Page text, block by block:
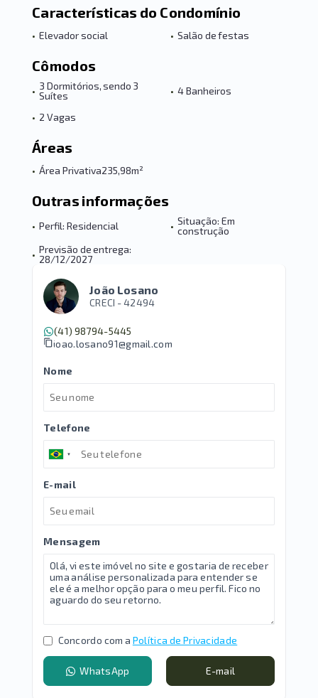
Características do Condomínio
• Elevador social • Salão de festas
Cômodos
• 3 Dormitórios, sendo 3
Suítes
• 4 Banheiros
• 2 Vagas
Áreas
• Área Privativa235,98m²
Outras informações
• Perfil: Residencial • Situação: Em
construção
• Previsão de entrega:
28/12/2027
João Losano
CRECI -42494
(41) 98794-5445
joao.losano91@gmail.com
Nome
Telefone
E-mail
Mensagem
Concordo com a Política de Privacidade
WhatsApp E-mail